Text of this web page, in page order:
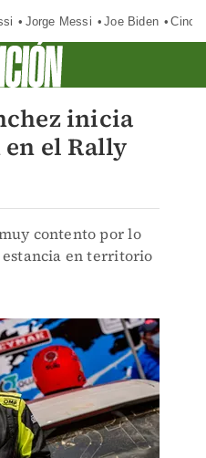
Jorge Messi Joe Biden
inicia
el Rally
contento por lo
estancia en territorio